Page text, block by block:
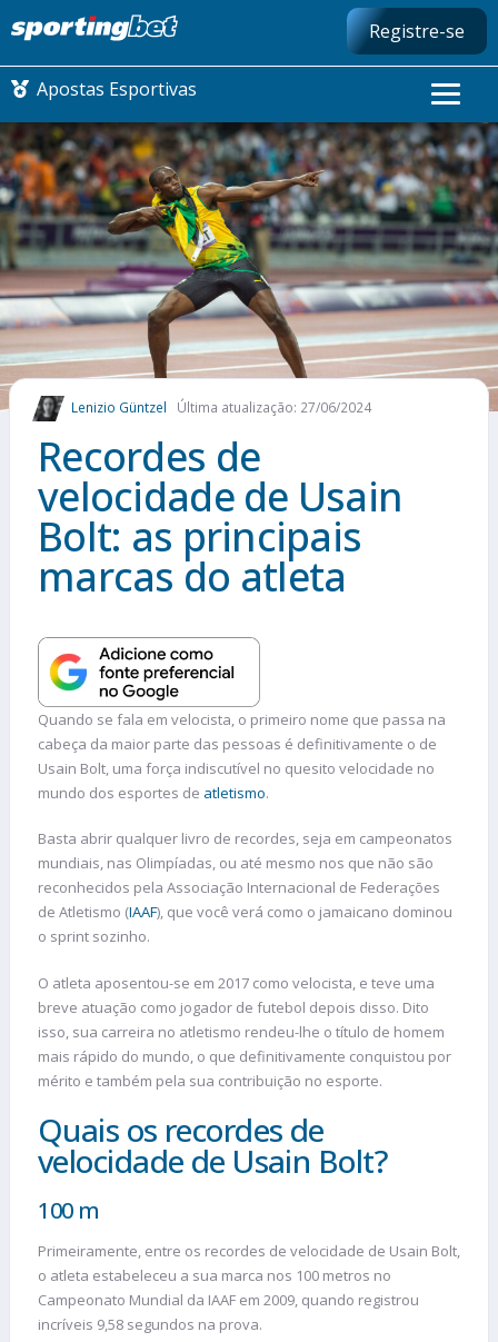
Registre-se
Apostas Esportivas
CONMEBOL LIBERTADORES
FUTEBOL NACIONAL
FUTEBOL INTERNACIONAL
COMO APOSTAR
MAIS ESPORTES
Lenizio Güntzel Última atualização: 27/06/2024
Recordes de
velocidade de Usain
Bolt: as principais
marcas do atleta
Quando se fala em velocista, o primeiro nome que passa na
cabeça da maior parte das pessoas é definitivamente o de
Usain Bolt, uma força indiscutível no quesito velocidade no
mundo dos esportes de atletismo.
Basta abrir qualquer livro de recordes, seja em campeonatos
mundiais, nas Olimpíadas, ou até mesmo nos que não são
reconhecidos pela Associação Internacional de Federações
de Atletismo (IAAF), que você verá como o jamaicano dominou
o sprint sozinho.
O atleta aposentou-se em 2017 como velocista, e teve uma
breve atuação como jogador de futebol depois disso. Dito
isso, sua carreira no atletismo rendeu-lhe o título de homem
mais rápido do mundo, o que definitivamente conquistou por
mérito e também pela sua contribuição no esporte.
Quais os recordes de
velocidade de Usain Bolt?
100 m
Primeiramente, entre os recordes de velocidade de Usain Bolt,
o atleta estabeleceu a sua marca nos 100 metros no
Campeonato Mundial da IAAF em 2009, quando registrou
incríveis 9,58 segundos na prova.